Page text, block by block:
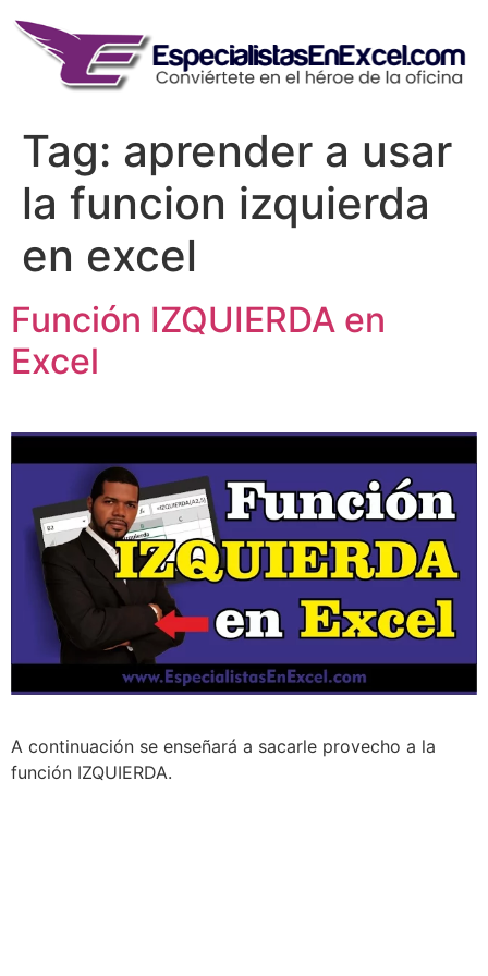
content
Tag: aprender a usar
la funcion izquierda
en excel
Función IZQUIERDA en
Excel
A continuación se enseñará a sacarle provecho a la
función IZQUIERDA.